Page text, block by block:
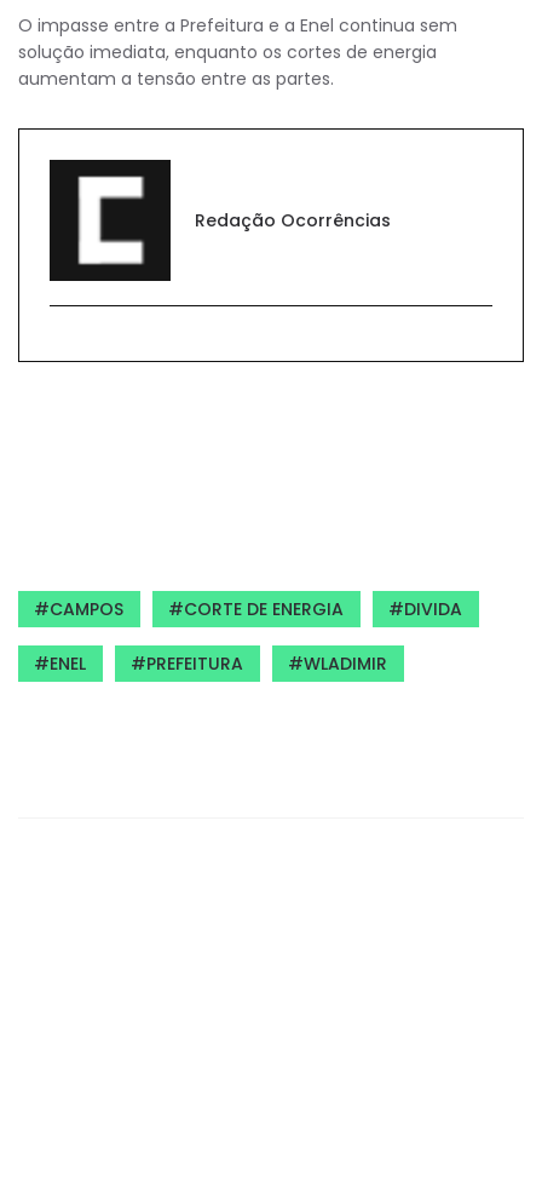
O impasse entre a Prefeitura e a Enel continua sem
solução imediata, enquanto os cortes de energia
aumentam a tensão entre as partes.
Redação Ocorrências
CAMPOS CORTE DE ENERGIA DIVIDA
ENEL PREFEITURA WLADIMIR